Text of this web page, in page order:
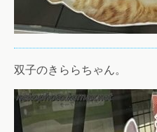
双子のきららちゃん。